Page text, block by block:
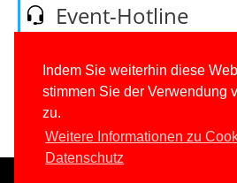
Indem Sie weiterhin diese
stimmen Sie der Verwendung
zu.
Weitere Informationen zu
Datenschutz
Event-Hotline
E-Mail:
Kontaktformular